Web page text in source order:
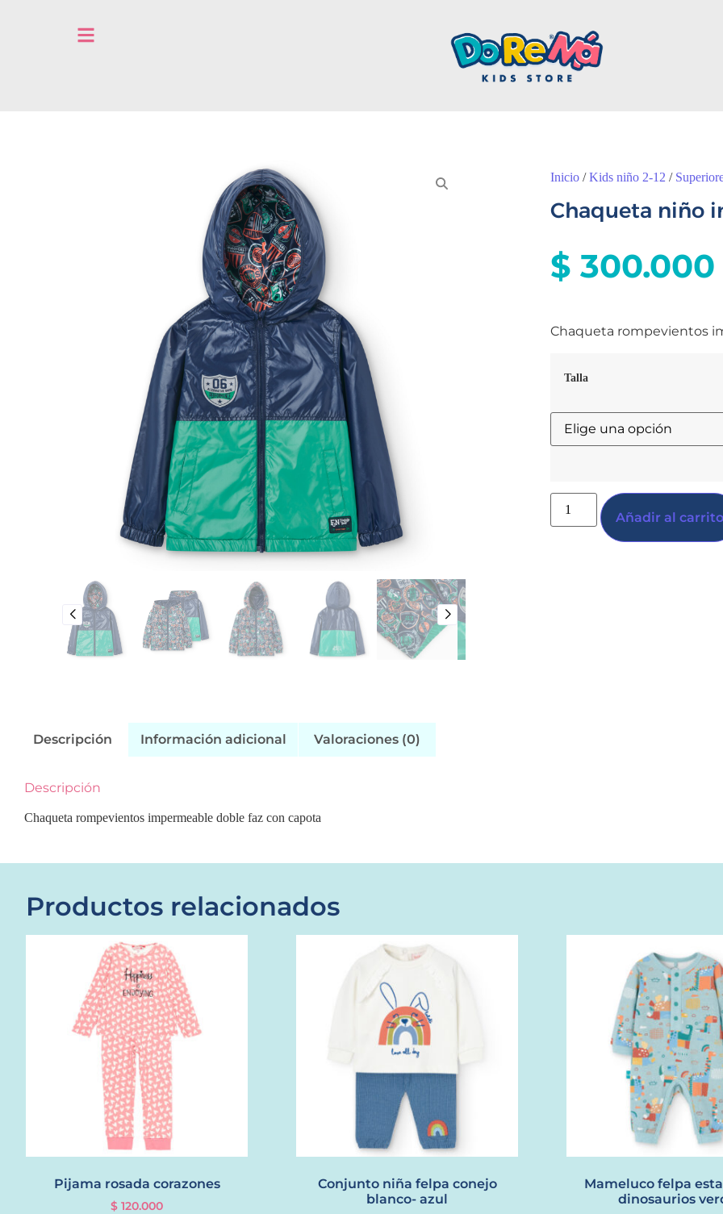
Inicio /Kids niño 2-12 /
Chaqueta niño
$ 300.000
Chaqueta rompevientos
Talla
Añadir al carrito
Descripción Información adicional Valoraciones (0)
Descripción
Chaqueta rompevientos impermeable doble faz con capota
Productos relacionados
Pijama rosada corazones
$ 120.000
Conjunto niña felpa conejo
blanco- azul
Mameluco felpa
dinosaurios